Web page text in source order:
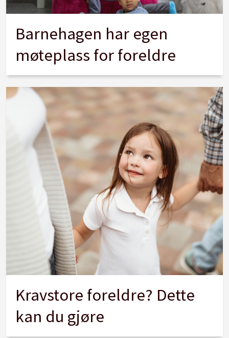
Barnehagen har egen
møteplass for foreldre
Kravstore foreldre? Dette
kan du gjøre